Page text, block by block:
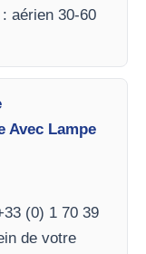
aérien 30-60
Avec Lampe
(0) 1 70 39
de votre